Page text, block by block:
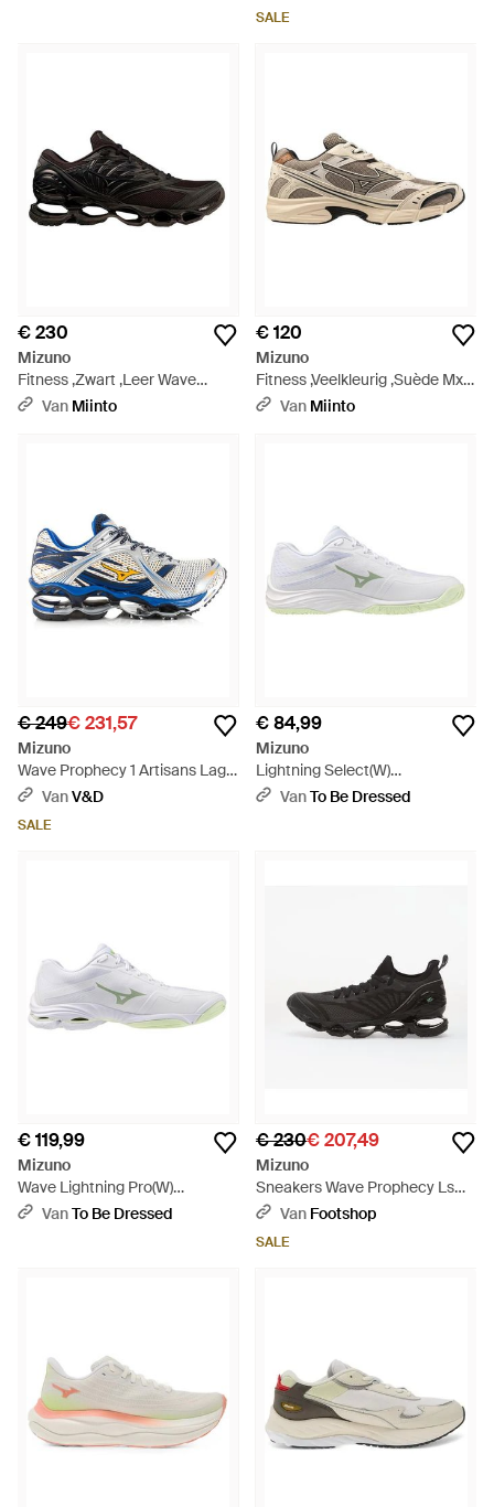
SALE
€ 230
Mizuno
Fitness ,Zwart ,Leer Wave
Prophecy Ls - Zwart
Van Miinto
€ 120
Mizuno
Fitness ,Veelkleurig ,Suède Mxr
Casual - Meerkleurig
Van Miinto
€ 249€ 231,57
Mizuno
Wave Prophecy 1 Artisans Lage
Sneakers - Blauw
VanV&D
SALE
€ 84,99
Mizuno
Lightning Select(W)
Volleybalschoenen - Wit
VanTo Be Dressed
€ 119,99
Mizuno
Wave Lightning Pro(W)
Volleybalschoenen - Wit
VanTo Be Dressed
€ 230€ 207,49
Mizuno
Sneakers Wave Prophecy Ls
Magic Stic (U) Eur - Zwart
Van Footshop
SALE